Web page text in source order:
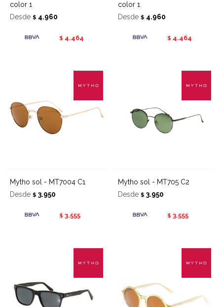
color 1
Desde $ 4.960
$ 4.464
color 1
Desde $ 4.960
$ 4.464
Mytho sol - MT7004 C1
Desde $ 3.950
$ 3.555
Mytho sol - MT705 C2
Desde $ 3.950
$ 3.555